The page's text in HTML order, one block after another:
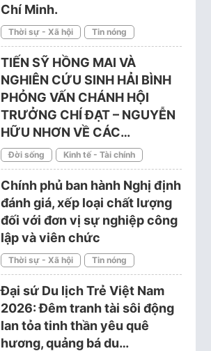
Chí Minh.
Thời sự - Xã hội Tin nóng
TIẾN SỸ HỒNG MAI VÀ
NGHIÊN CỨU SINH HẢI BÌNH
PHỎNG VẤN CHÁNH HỘI
TRƯỞNG CHÍ ĐẠT – NGUYỄN
HỮU NHƠN VỀ CÁC…
Đời sống Kinh tế - Tài chính
Chính phủ ban hành Nghị định
đánh giá, xếp loại chất lượng
đối với đơn vị sự nghiệp công
lập và viên chức
Thời sự - Xã hội Tin nóng
Đại sứ Du lịch Trẻ Việt Nam
2026: Đêm tranh tài sôi động
lan tỏa tinh thần yêu quê
hương, quảng bá du…